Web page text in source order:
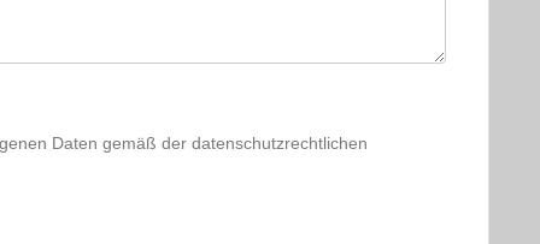
Daten gemäß der datenschutzrechtlichen